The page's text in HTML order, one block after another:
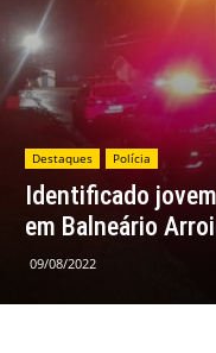
Destaques Polícia
Identificado
em Balneário
09/08/2022